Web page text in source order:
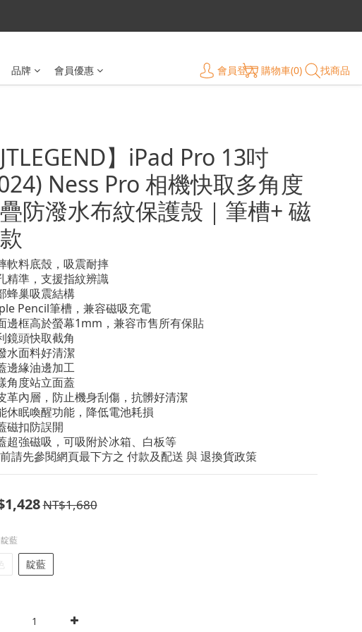
品牌 會員優惠 會員登入 購物車(0) 找商品
JTLEGEND】iPad Pro 13吋
Ness Pro 相機快取多角度
防潑水布紋保護殼｜筆槽+ 磁
軟料底殼，吸震耐摔
精準，支援指紋辨識
蜂巢吸震結構
Pencil筆槽，兼容磁吸充電
邊框高於螢幕1mm，兼容市售所有保貼
鏡頭快取截角
水面料好清潔
邊緣油邊加工
角度站立面蓋
革內層，防止機身刮傷，抗髒好清潔
休眠喚醒功能，降低電池耗損
磁扣防誤開
超強磁吸，可吸附於冰箱、白板等
請先參閱網頁最下方之 付款及配送 與 退換貨政策
NT$1,680
藍
靛藍